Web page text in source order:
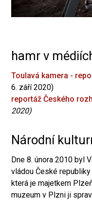
hamr v
Toulavá kamera -
6. září 2020)
reportáž Českého
2020)
Národní
Dne 8. února 2010 byl
vládou České
která je majetkem
muzeum v Plzni ji